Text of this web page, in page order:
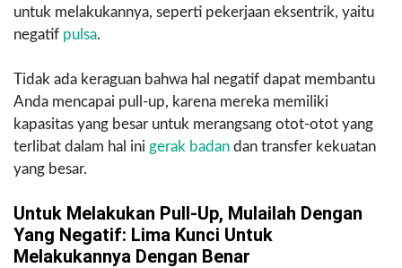
untuk melakukannya, seperti pekerjaan eksentrik, yaitu
negatif pulsa.
Tidak ada keraguan bahwa hal negatif dapat membantu
Anda mencapai pull-up, karena mereka memiliki
kapasitas yang besar untuk merangsang otot-otot yang
terlibat dalam hal ini gerak badan dan transfer kekuatan
yang besar.
Untuk Melakukan Pull-Up, Mulailah Dengan
Yang Negatif: Lima Kunci Untuk
Melakukannya Dengan Benar